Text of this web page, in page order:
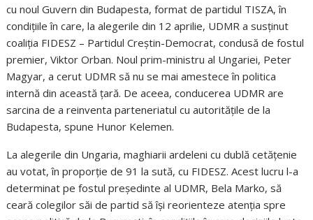
cu noul Guvern din Budapesta, format de partidul TISZA, în
condițiile în care, la alegerile din 12 aprilie, UDMR a susținut
coaliția FIDESZ – Partidul Creștin-Democrat, condusă de fostul
premier, Viktor Orban. Noul prim-ministru al Ungariei, Peter
Magyar, a cerut UDMR să nu se mai amestece în politica
internă din această țară. De aceea, conducerea UDMR are
sarcina de a reinventa parteneriatul cu autoritățile de la
Budapesta, spune Hunor Kelemen.
La alegerile din Ungaria, maghiarii ardeleni cu dublă cetățenie
au votat, în proporție de 91 la sută, cu FIDESZ. Acest lucru l-a
determinat pe fostul președinte al UDMR, Bela Marko, să
ceară colegilor săi de partid să își reorienteze atenția spre